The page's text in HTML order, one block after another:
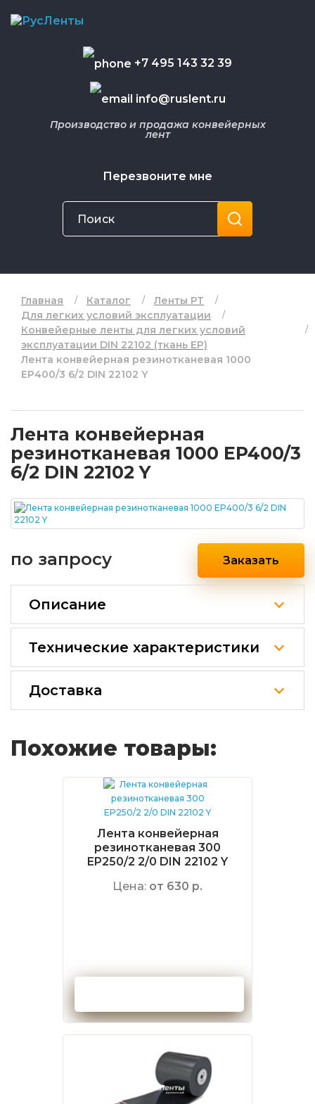
+7 495 143 32 39
info@ruslent.ru
Перезвоните мне
Производство и продажа конвейерных
лент
Главная Каталог
Ленты РТ
Для легких условий эксплуатации
Конвейерные ленты для легких условий
эксплуатации DIN 22102 (ткань EP)
Лента конвейерная резинотканевая 1000
EP400/3 6/2 DIN 22102 Y
Лента конвейерная
резинотканевая 1000 EP400/3
6/2 DIN 22102 Y
по запросу Заказать
Описание
Технические характеристики
Доставка
Похожие товары:
Лента конвейерная
резинотканевая 300
EP250/2 2/0 DIN 22102 Y
Цена: от 630 р.